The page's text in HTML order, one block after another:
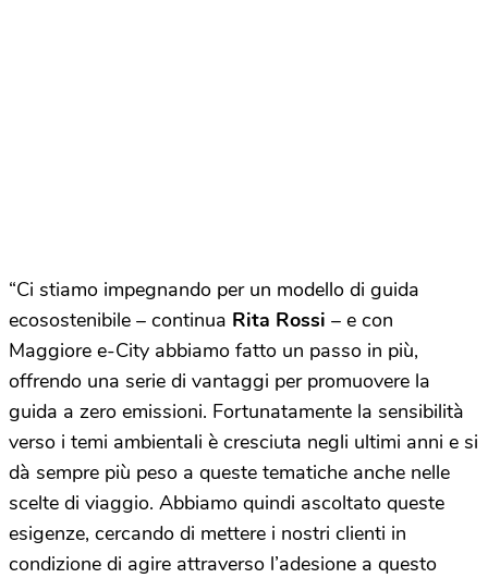
“Ci stiamo impegnando per un modello di guida
ecosostenibile – continua Rita Rossi – e con
Maggiore e-City abbiamo fatto un passo in più,
offrendo una serie di vantaggi per promuovere la
guida a zero emissioni. Fortunatamente la sensibilità
verso i temi ambientali è cresciuta negli ultimi anni e si
dà sempre più peso a queste tematiche anche nelle
scelte di viaggio. Abbiamo quindi ascoltato queste
esigenze, cercando di mettere i nostri clienti in
condizione di agire attraverso l’adesione a questo